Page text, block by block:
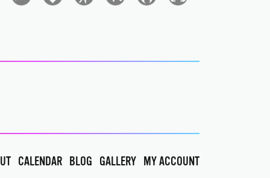
CALENDAR BLOG GALLERY MY ACCOUNT